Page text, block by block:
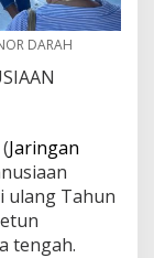
DARAH
Jaringan
ulang Tahun
tengah.